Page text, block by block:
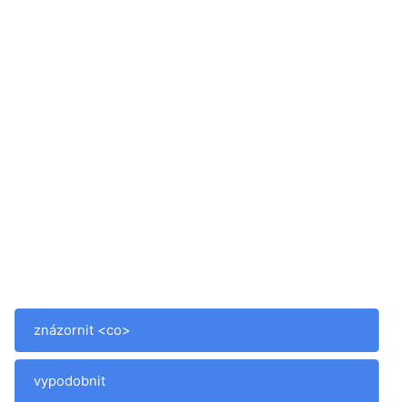
znázornit <co>
vypodobnit